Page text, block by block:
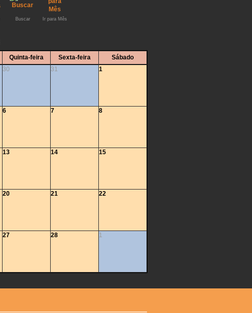
Buscar Ir para Mês
Quinta-feira Sexta-feira Sábado
30 31 1
6 7 8
13 14 15
20 21 22
27 28 1